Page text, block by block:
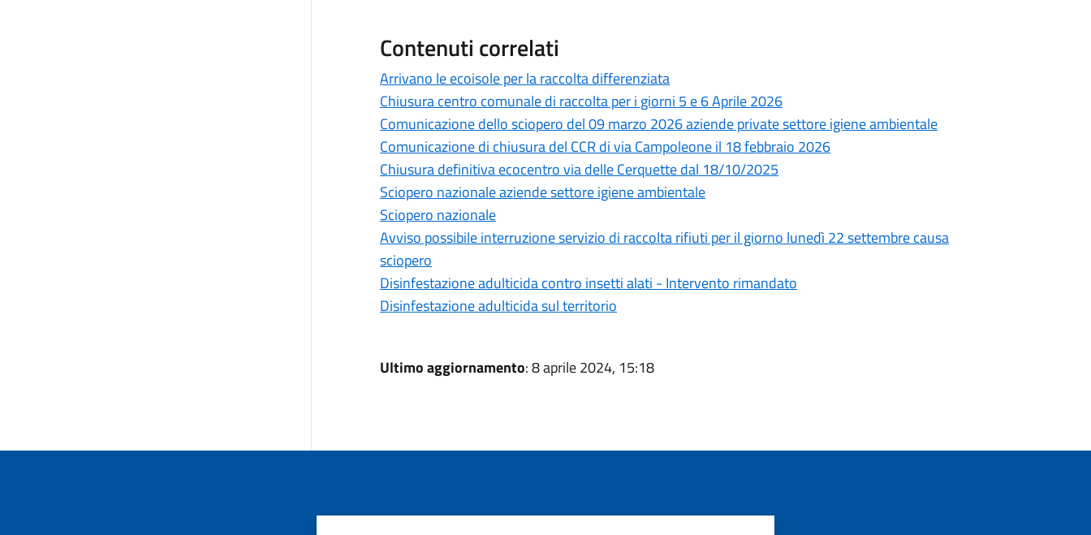
Contenuti correlati
Arrivano le ecoisole per la raccolta differenziata
Chiusura centro comunale di raccolta per i giorni 5 e 6 Aprile 2026
Comunicazione dello sciopero del 09 marzo 2026 aziende private settore igiene ambientale
Comunicazione di chiusura del CCR di via Campoleone il 18 febbraio 2026
Chiusura definitiva ecocentro via delle Cerquette dal 18/10/2025
Sciopero nazionale aziende settore igiene ambientale
Sciopero nazionale
Avviso possibile interruzione servizio di raccolta rifiuti per il giorno lunedì 22 settembre causa
sciopero
Disinfestazione adulticida contro insetti alati - Intervento rimandato
Disinfestazione adulticida sul territorio
Ultimo aggiornamento: 8 aprile 2024, 15:18